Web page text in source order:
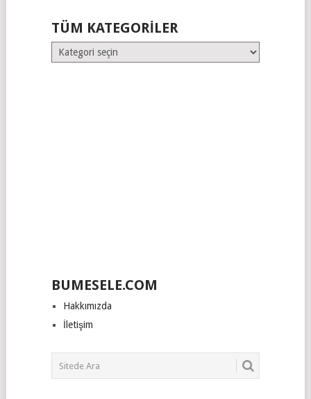
TÜM KATEGORILER
Tüm
Kategoriler
BUMESELE.COM
Hakkımızda
İletişim